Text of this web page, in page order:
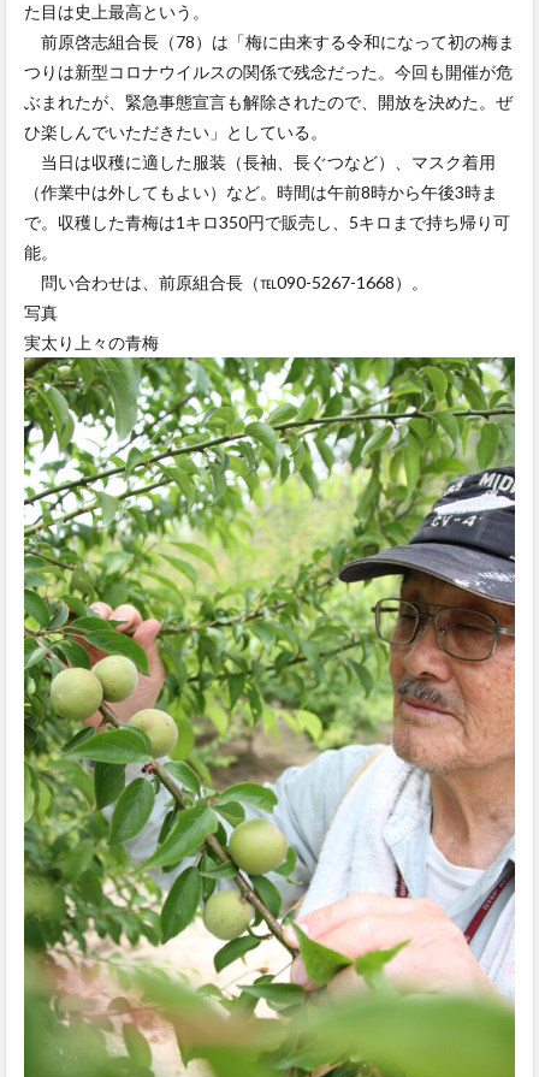
た目は史上最高という。
前原啓志組合長（78）は「梅に由来する令和になって初の梅ま
つりは新型コロナウイルスの関係で残念だった。今回も開催が危
ぶまれたが、緊急事態宣言も解除されたので、開放を決めた。ぜ
ひ楽しんでいただきたい」としている。
当日は収穫に適した服装（長袖、長ぐつなど）、マスク着用
（作業中は外してもよい）など。時間は午前8時から午後3時ま
で。収穫した青梅は1キロ350円で販売し、5キロまで持ち帰り可
能。
問い合わせは、前原組合長（℡090-5267-1668）。
写真
実太り上々の青梅